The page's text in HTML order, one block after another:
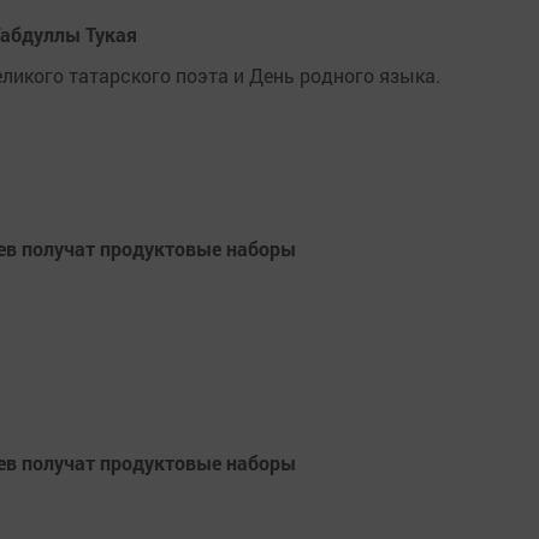
Тукая
татарского поэта и День родного языка.
получат продуктовые наборы
получат продуктовые наборы